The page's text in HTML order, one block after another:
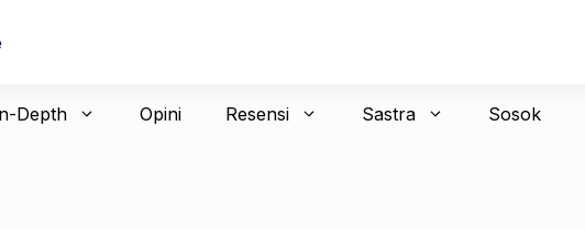
Depth Opini Resensi Sastra Sosok